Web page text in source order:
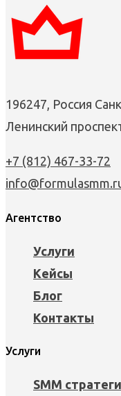
196247, Россия
Ленинский
+7 (812) 467-33-72
Агентство
Услуги
Кейсы
Блог
Контакты
Услуги
SMM